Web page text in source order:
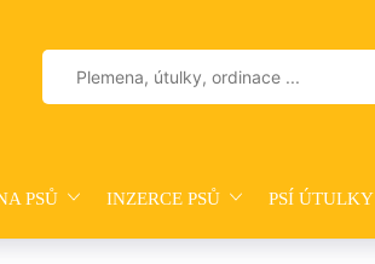
Vyhledávání
PSŮ INZERCE PSŮ PSÍ ÚTULKY